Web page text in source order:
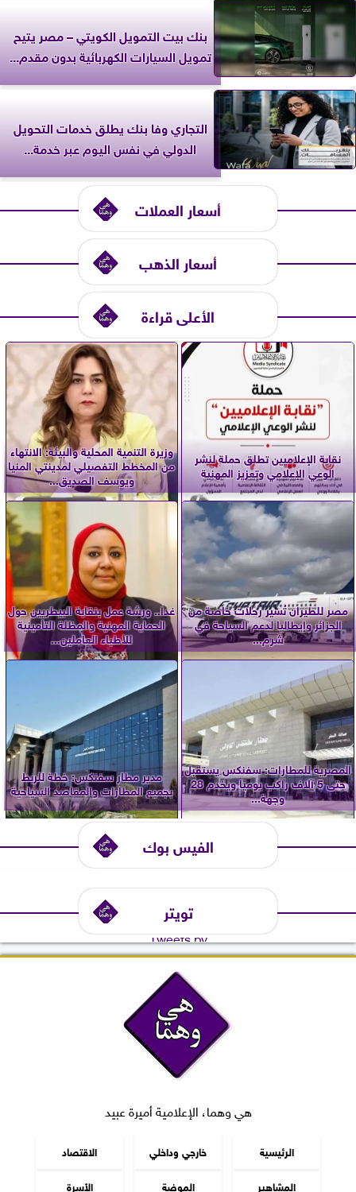
بنك بيت التمويل الكويتي – مصر يتيح
تمويل السيارات الكهربائية بدون مقدم...
التجاري وفا بنك يطلق خدمات التحويل
الدولي في نفس اليوم عبر خدمة...
أسعار العملات
أسعار الذهب
الأعلى قراءة
نقابة الإعلاميين تطلق حملة لنشر
الوعي الإعلامي وتعزيز المهنية
وزيرة التنمية المحلية والبيئة: الانتهاء
من المخطط التفصيلي لمدينتي المنيا
ويوسف الصديق...
مصر للطيران تُسير رحلات خاصة من
الجزائر وإيطاليا لدعم السياحة في
شرم...
غدا.. ورشة عمل بنقابة البيطريين حول
الحماية المهنية والمظلة التأمينية
للأطباء العاملين...
المصرية للمطارات: سفنكس يستقبل
حتى 5 آلاف راكب يوميًا ويخدم 28
وجهة...
مدير مطار سفنكس: خطة للربط
بجميع المطارات والمقاصد السياحية
الفيس بوك
تويتر
Tweets by
هي وهما، الإعلامية أميرة عبيد
الرئيسية خارجي وداخلي
الاقتصاد
المشاهير
الموضة الأسرة